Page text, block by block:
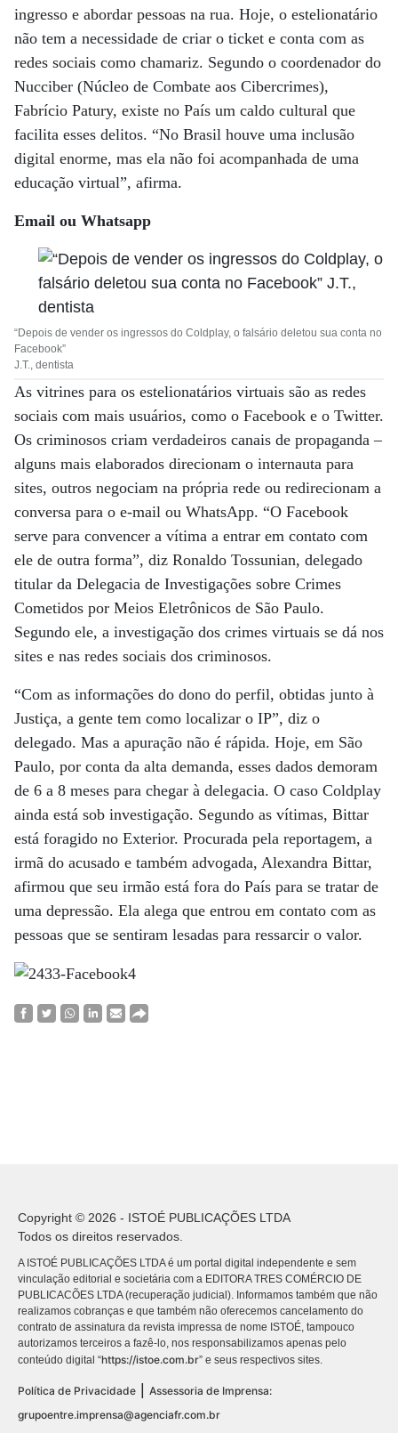
ingresso e abordar pessoas na rua. Hoje, o estelionatário
não tem a necessidade de criar o ticket e conta com as
redes sociais como chamariz. Segundo o coordenador do
Nucciber (Núcleo de Combate aos Cibercrimes),
Fabrício Patury, existe no País um caldo cultural que
facilita esses delitos. “No Brasil houve uma inclusão
digital enorme, mas ela não foi acompanhada de uma
educação virtual”, afirma.
Email ou Whatsapp
“Depois de vender os ingressos do Coldplay, o falsário deletou sua conta no
Facebook”
J.T., dentista
As vitrines para os estelionatários virtuais são as redes
sociais com mais usuários, como o Facebook e o Twitter.
Os criminosos criam verdadeiros canais de propaganda –
alguns mais elaborados direcionam o internauta para
sites, outros negociam na própria rede ou redirecionam a
conversa para o e-mail ou WhatsApp. “O Facebook
serve para convencer a vítima a entrar em contato com
ele de outra forma”, diz Ronaldo Tossunian, delegado
titular da Delegacia de Investigações sobre Crimes
Cometidos por Meios Eletrônicos de São Paulo.
Segundo ele, a investigação dos crimes virtuais se dá nos
sites e nas redes sociais dos criminosos.
“Com as informações do dono do perfil, obtidas junto à
Justiça, a gente tem como localizar o IP”, diz o
delegado. Mas a apuração não é rápida. Hoje, em São
Paulo, por conta da alta demanda, esses dados demoram
de 6 a 8 meses para chegar à delegacia. O caso Coldplay
ainda está sob investigação. Segundo as vítimas, Bittar
está foragido no Exterior. Procurada pela reportagem, a
irmã do acusado e também advogada, Alexandra Bittar,
afirmou que seu irmão está fora do País para se tratar de
uma depressão. Ela alega que entrou em contato com as
pessoas que se sentiram lesadas para ressarcir o valor.
Copyright © 2026 - ISTOÉ PUBLICAÇÕES LTDA
Todos os direitos reservados.
A ISTOÉ PUBLICAÇÕES LTDA é um portal digital independente e sem
vinculação editorial e societária com a EDITORA TRES COMÉRCIO DE
PUBLICACÕES LTDA (recuperação judicial). Informamos também que não
realizamos cobranças e que também não oferecemos cancelamento do
contrato de assinatura da revista impressa de nome ISTOÉ, tampouco
autorizamos terceiros a fazê-lo, nos responsabilizamos apenas pelo
conteúdo digital “https://istoe.com.br” e seus respectivos sites.
Política de Privacidade
Assessoria de Imprensa:
grupoentre.imprensa@agenciafr.com.br